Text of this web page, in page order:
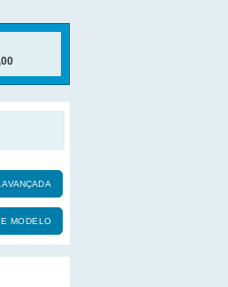
MODELO